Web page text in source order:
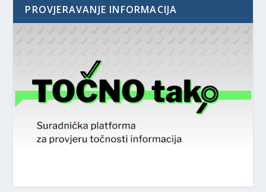
PROVJERAVANJE INFORMACIJA